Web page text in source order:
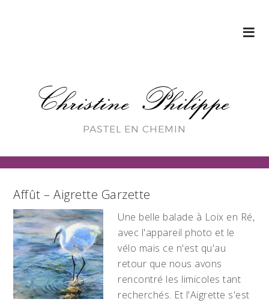
Christine Philippe
PASTEL EN CHEMIN
Affût – Aigrette Garzette
Une belle balade à Loix en Ré,
avec l'appareil photo et le
vélo mais ce n'est qu'au
retour que nous avons
rencontré les limicoles tant
recherchés. Et l'Aigrette s'est